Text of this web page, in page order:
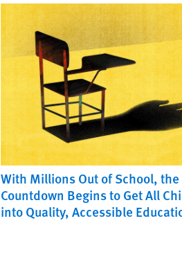
With Millions Out of School, the
Countdown Begins to Get All
into Quality, Accessible